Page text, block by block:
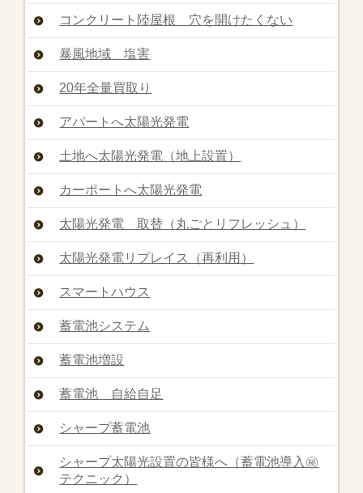
コンクリート陸屋根 穴を開けたくない
暴風地域 塩害
20年全量買取り
アパートへ太陽光発電
土地へ太陽光発電（地上設置）
カーポートへ太陽光発電
太陽光発電 取替（丸ごとリフレッシュ）
太陽光発電リプレイス（再利用）
スマートハウス
蓄電池システム
蓄電池増設
蓄電池 自給自足
シャープ蓄電池
シャープ太陽光設置の皆様へ（蓄電池導入㊙︎
テクニック）